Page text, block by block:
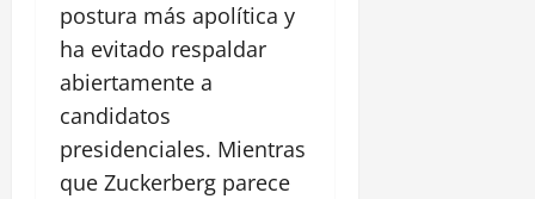
postura más apolítica y
ha evitado respaldar
abiertamente a
candidatos
presidenciales. Mientras
que Zuckerberg parece